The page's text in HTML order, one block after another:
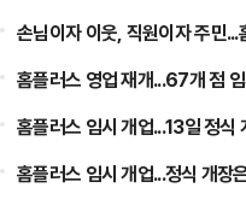
손님이자 이웃, 직원이자 주민
홈플러스 영업 재개...67개 점
홈플러스 임시 개업...13일 정식
홈플러스 임시 개업...정식 개장